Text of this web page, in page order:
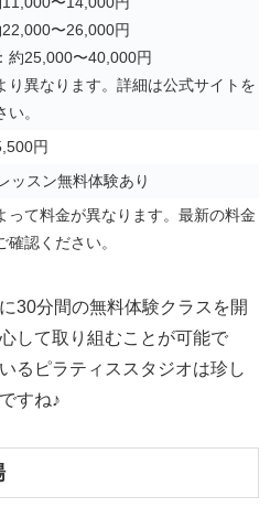
〜26,000円
約25,000〜40,000円
り異なります。詳細は公式サイトを
。
円
ッスン無料体験あり
って料金が異なります。最新の料金
確認ください。
30分間の無料体験クラスを開
して取り組むことが可能で
るピラティススタジオは珍し
すね♪